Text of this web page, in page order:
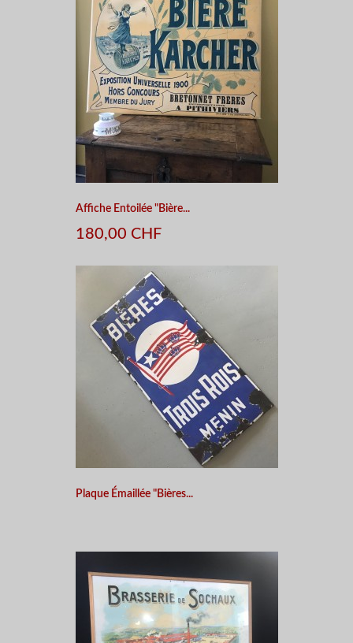
Affiche Entoilée "Bière...
180,00 CHF
Plaque Émaillée "Bières...